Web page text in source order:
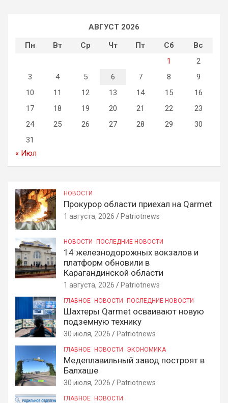
АВГУСТ 2026
Пн
Вт Ср Чт Пт Сб
Вс
1
2
3
4 5 6 7 8
9
10
11 12 13 14 15
16
17
18 19 20 21 22
23
24
25 26 27 28 29
30
31
« Июл
НОВОСТИ
Прокурор области приехал на Qarmet
1 августа, 2026 Patriotnews
НОВОСТИ ПОСЛЕДНИЕ НОВОСТИ
14 железнодорожных вокзалов и
платформ обновили в
Карагандинской области
1 августа, 2026 Patriotnews
ГЛАВНОЕ НОВОСТИ ПОСЛЕДНИЕ НОВОСТИ
Шахтеры Qarmet осваивают новую
подземную технику
30 июля, 2026 Patriotnews
ГЛАВНОЕ НОВОСТИ ЭКОНОМИКА
Медеплавильный завод построят в
Балхаше
30 июля, 2026 Patriotnews
ГЛАВНОЕ НОВОСТИ